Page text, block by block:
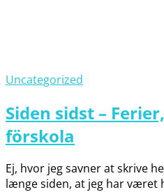
Uncategorized
Siden sidst –
förskola
Ej, hvor jeg savner at skrive
længe siden, at jeg har været